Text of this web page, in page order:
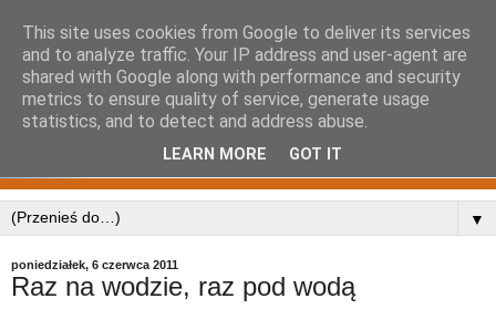
▼
poniedziałek, 6 czerwca 2011
Raz na wodzie, raz pod wodą
This site uses cookies from Google to deliver its services
and to analyze traffic. Your IP address and user-agent are
shared with Google along with performance and security
metrics to ensure quality of service, generate usage
statistics, and to detect and address abuse.
LEARN MORE GOT IT